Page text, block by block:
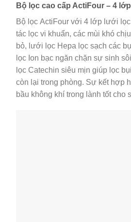
Bộ lọc cao cấp ActiFour – 4
Bộ lọc ActiFour với 4 lớp lưới
tác lọc vi khuẩn, các mùi khó
bỏ, lưới lọc Hepa lọc sạch các
lọc Ion bạc ngăn chặn sự sinh
lọc Catechin siêu mịn giúp lọc
còn lại trong phòng. Sự kết hợp
bầu không khí trong lành tốt cho